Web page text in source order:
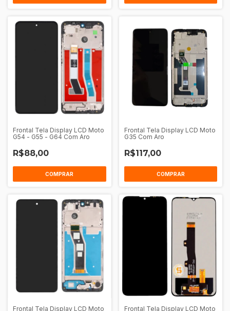
Frontal Tela Display LCD Moto
G54 - G55 - G64 Com Aro
R$88,00
COMPRAR
Frontal Tela Display LCD Moto
G35 Com Aro
R$117,00
COMPRAR
Frontal Tela Display LCD Moto
Frontal Tela Display LCD Moto